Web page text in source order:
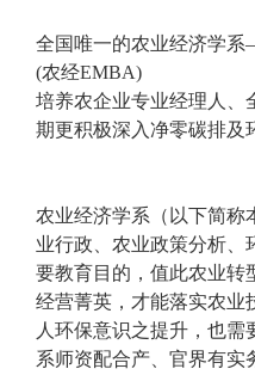
全国唯一的农业经济学
(农经EMBA)
培养农企业专业经理人、
期更积极深入净零碳排及
农业经济学系（以下简称
业行政、农业政策分析、
要教育目的，值此农业转
经营菁英，才能落实农业
人环保意识之提升，也
系师资配合产、官界有实